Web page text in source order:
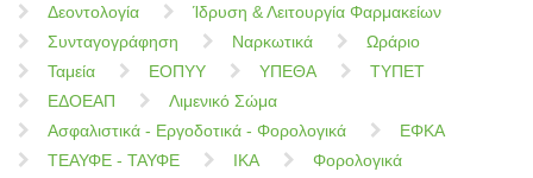
Δεοντολογία
Ίδρυση & Λειτουργία Φαρμακείων
Συνταγογράφηση
Ναρκωτικά
Ωράριο
Ταμεία
ΕΟΠΥΥ ΥΠΕΘΑ
ΤΥΠΕΤ
ΕΔΟΕΑΠ
Λιμενικό Σώμα
Ασφαλιστικά - Εργοδοτικά - Φορολογικά
ΕΦΚΑ
ΤΕΑΥΦΕ - ΤΑΥΦΕ
ΙΚΑ
Φορολογικά